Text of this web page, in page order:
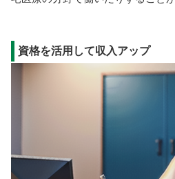
資格を活用して収入アップ